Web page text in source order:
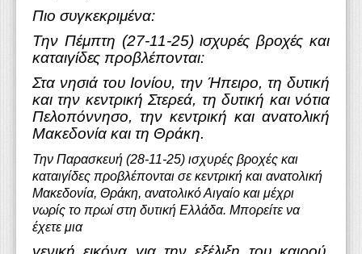
Πιο συγκεκριμένα:
Την Πέμπτη (27-11-25) ισχυρές βροχές και
καταιγίδες προβλέπονται:
Στα νησιά του Ιονίου, την Ήπειρο, τη δυτική
και την κεντρική Στερεά, τη δυτική και νότια
Πελοπόννησο, την κεντρική και ανατολική
Μακεδονία και τη Θράκη.
Την Παρασκευή (28-11-25) ισχυρές βροχές και
καταιγίδες προβλέπονται σε κεντρική και ανατολική
Μακεδονία, Θράκη, ανατολικό Αιγαίο και μέχρι
νωρίς το πρωί στη δυτική Ελλάδα. Μπορείτε να
έχετε μια